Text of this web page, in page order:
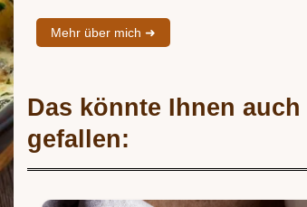
Mehr über mich ➜
Das könnte Ihnen auch
gefallen: